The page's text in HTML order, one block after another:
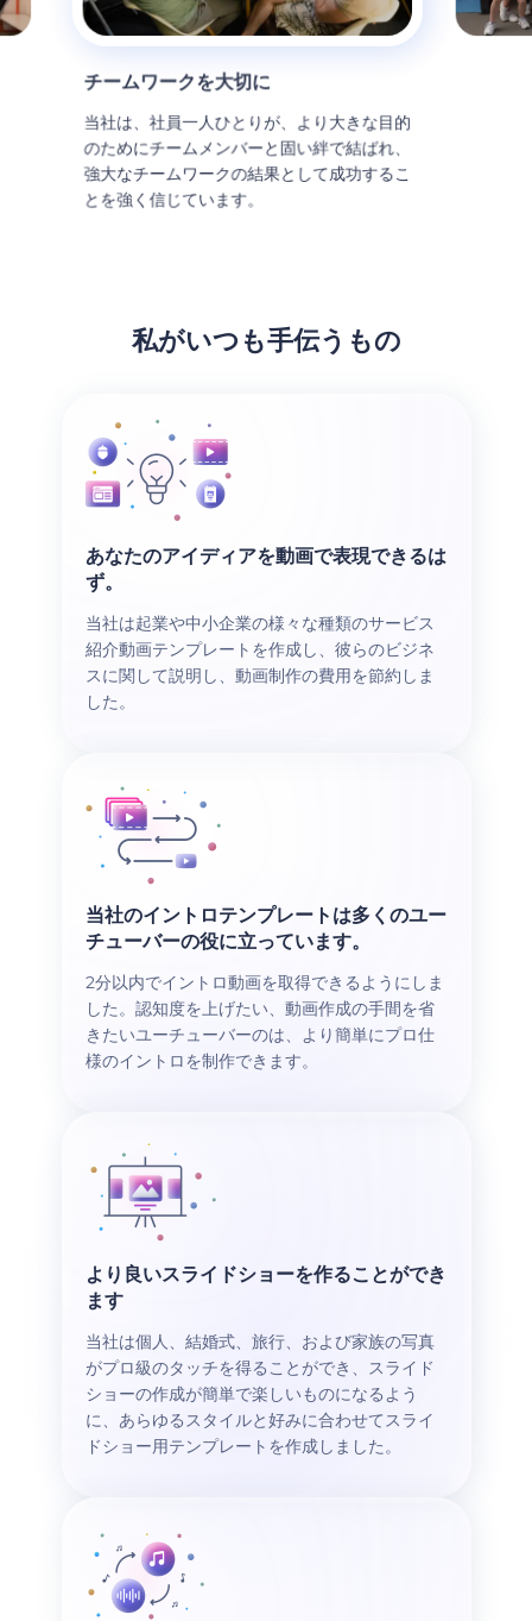
チームワークを大切に
当社は、社員一人ひとりが、より大きな目的
のためにチームメンバーと固い絆で結ばれ、
強大なチームワークの結果として成功するこ
とを強く信じています。
私がいつも手伝うもの
あなたのアイディアを動画で表現できるは
ず。
当社は起業や中小企業の様々な種類のサービス
紹介動画テンプレートを作成し、彼らのビジネ
スに関して説明し、動画制作の費用を節約しま
した。
当社のイントロテンプレートは多くのユー
チューバーの役に立っています。
2分以内でイントロ動画を取得できるようにしま
した。認知度を上げたい、動画作成の手間を省
きたいユーチューバーのは、より簡単にプロ仕
様のイントロを制作できます。
より良いスライドショーを作ることができ
ます
当社は個人、結婚式、旅行、および家族の写真
がプロ級のタッチを得ることができ、スライド
ショーの作成が簡単で楽しいものになるよう
に、あらゆるスタイルと好みに合わせてスライ
ドショー用テンプレートを作成しました。